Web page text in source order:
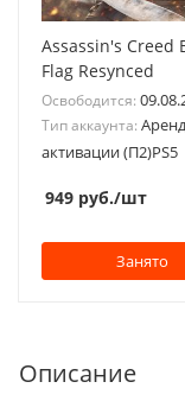
Assassin's Creed
Flag Resynced
Освободится:
Тип аккаунта:
активации (П2)PS5
949 руб./шт
Занято
Описание